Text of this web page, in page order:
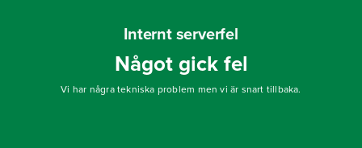
Internt serverfel
Något gick fel
Vi har några tekniska problem men vi är snart tillbaka.